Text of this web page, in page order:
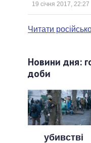
19 січня 2017, 22:27
Читати
Новини дня:
доби
убивстві